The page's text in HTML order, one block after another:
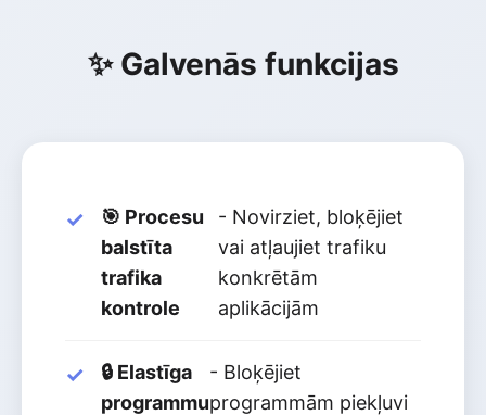
✨ Galvenās funkcijas
🎯 Procesu
balstīta
trafika
kontrole
- Novirziet, bloķējiet
vai atļaujiet trafiku
konkrētām
aplikācijām
🔒 Elastīga
programmu
- Bloķējiet
programmām piekļuvi